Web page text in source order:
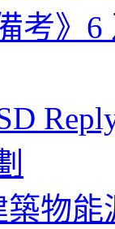
考》6
築物能